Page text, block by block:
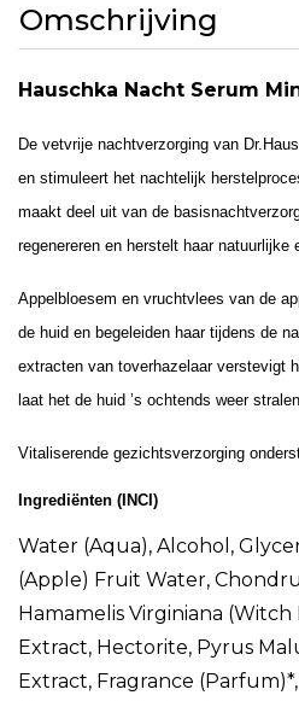
Omschrijving
Hauschka Nacht Serum
De vetvrije nachtverzorging van
en stimuleert het nachtelijk
maakt deel uit van de
regenereren en herstelt haar natuurlijke
Appelbloesem en vruchtvlees van de
de huid en begeleiden haar tijdens de
extracten van toverhazelaar verstevigt
laat het de huid ’s ochtends weer stralen.
Vitaliserende gezichtsverzorging
Ingrediënten (INCI)
Water (Aqua), Alcohol,
(Apple) Fruit Water,
Hamamelis Virginiana
Extract, Hectorite, Pyrus
Extract, Fragrance